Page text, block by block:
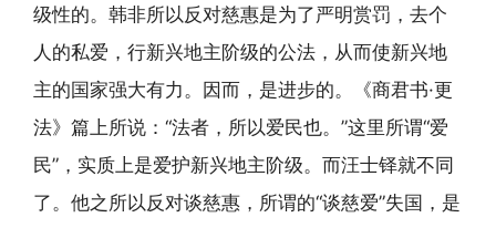
级性的。韩非所以反对慈惠是为了严明赏罚，去个
人的私爱，行新兴地主阶级的公法，从而使新兴地
主的国家强大有力。因而，是进步的。《商君书·更
法》篇上所说：“法者，所以爱民也。”这里所谓“爱
民”，实质上是爱护新兴地主阶级。而汪士铎就不同
了。他之所以反对谈慈惠，所谓的“谈慈爱”失国，是